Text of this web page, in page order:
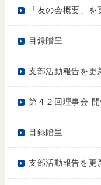
「友の会概要」を
目録贈呈
支部活動報告を更
第４２回理事会 開
目録贈呈
支部活動報告を更